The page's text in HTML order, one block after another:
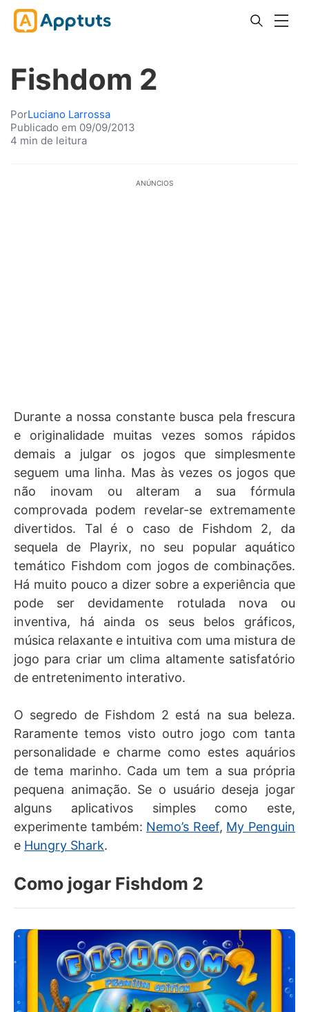
Fishdom 2
PorLuciano Larrossa
Publicado em 09/09/2013
4 min de leitura
ANÚNCIOS
Durante a nossa constante busca pela frescura
e originalidade muitas vezes somos rápidos
demais a julgar os jogos que simplesmente
seguem uma linha. Mas às vezes os jogos que
não inovam ou alteram a sua fórmula
comprovada podem revelar-se extremamente
divertidos. Tal é o caso de Fishdom 2, da
sequela de Playrix, no seu popular aquático
temático Fishdom com jogos de combinações.
Há muito pouco a dizer sobre a experiência que
pode ser devidamente rotulada nova ou
inventiva, há ainda os seus belos gráficos,
música relaxante e intuitiva com uma mistura de
jogo para criar um clima altamente satisfatório
de entretenimento interativo.
O segredo de Fishdom 2 está na sua beleza.
Raramente temos visto outro jogo com tanta
personalidade e charme como estes aquários
de tema marinho. Cada um tem a sua própria
pequena animação. Se o usuário deseja jogar
alguns aplicativos simples como este,
experimente também: Nemo’s Reef, My Penguin
e Hungry Shark.
Como jogar Fishdom 2